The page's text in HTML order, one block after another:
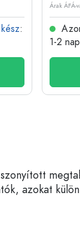
:
Árak
1-2
azokat